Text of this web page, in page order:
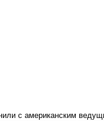
с американским